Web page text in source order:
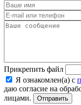
Прикрепить файл
Я ознакомлен(а) с
даю согласие на
лицами.
Отправить